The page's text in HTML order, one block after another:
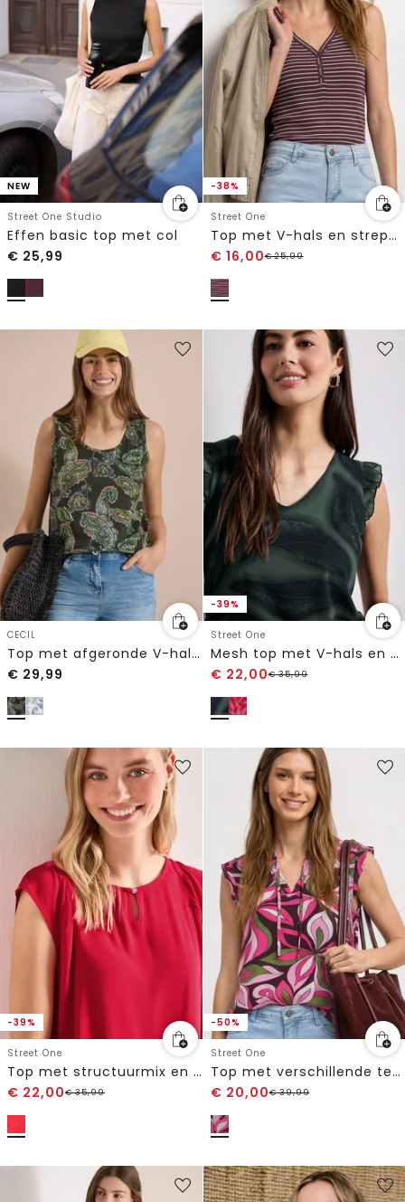
NEW
Street One Studio
Effen basic top met col
€ 25,99
-38%
Street One
Top met V-hals en strepen
€ 16,00€25,99
CECIL
Top met afgeronde V-hals en gevlochten detail
€ 29,99
-39%
Street One
Mesh top met V-hals en print
€ 22,00€35,99
-39%
Street One
Top met structuurmix en rimpelen
€ 22,00€35,99
-50%
Street One
Top met verschillende texturen en gehaakte details
€ 20,00€39,99